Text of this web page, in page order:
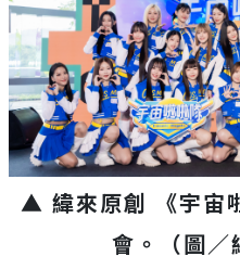
▲ 緯來原創 《宇宙
會。（圖／